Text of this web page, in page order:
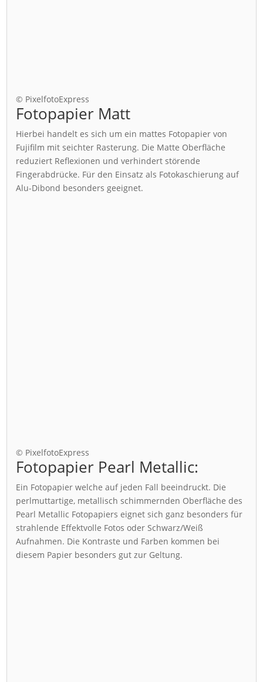
© PixelfotoExpress
Fotopapier Matt
Hierbei handelt es sich um ein mattes Fotopapier von
Fujifilm mit seichter Rasterung. Die Matte Oberfläche
reduziert Reflexionen und verhindert störende
Fingerabdrücke. Für den Einsatz als Fotokaschierung auf
Alu-Dibond besonders geeignet.
© PixelfotoExpress
Fotopapier Pearl Metallic:
Ein Fotopapier welche auf jeden Fall beeindruckt. Die
perlmuttartige, metallisch schimmernden Oberfläche des
Pearl Metallic Fotopapiers eignet sich ganz besonders für
strahlende Effektvolle Fotos oder Schwarz/Weiß
Aufnahmen. Die Kontraste und Farben kommen bei
diesem Papier besonders gut zur Geltung.